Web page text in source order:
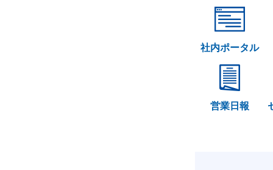
社内ポータル
営業日報